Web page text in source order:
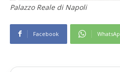
Palazzo Reale di Napoli
Facebook